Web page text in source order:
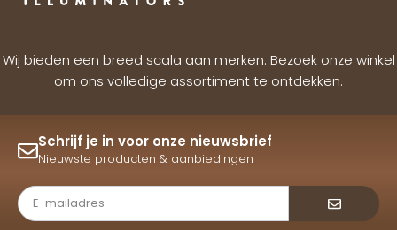
Wij bieden een breed scala aan merken. Bezoek onze winkel
om ons volledige assortiment te ontdekken.
Schrijf je in voor onze nieuwsbrief
Nieuwste producten & aanbiedingen